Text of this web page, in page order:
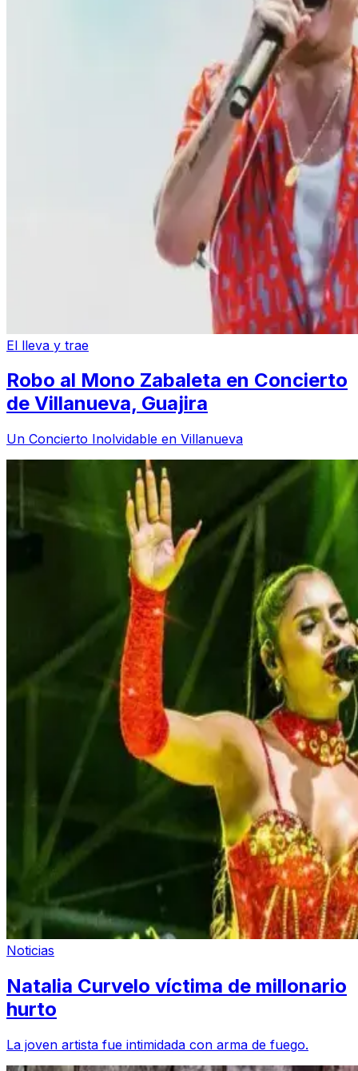
El lleva y trae
Robo al Mono Zabaleta en Concierto
de Villanueva, Guajira
Un Concierto Inolvidable en Villanueva
Noticias
Natalia Curvelo víctima de millonario
hurto
La joven artista fue intimidada con arma de fuego.